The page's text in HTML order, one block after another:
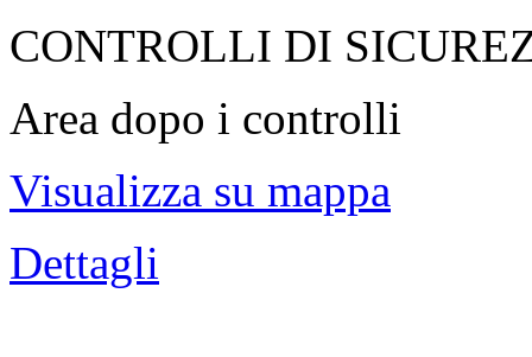
CONTROLLI DI
Area dopo i controlli
Visualizza su mappa
Dettagli